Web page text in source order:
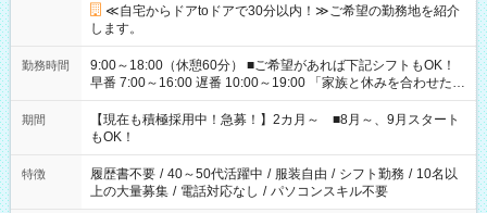
≪自宅からドアtoドアで30分以内！≫ご希望の勤務地を紹介
します。
勤務時間
9:00～18:00（休憩60分） ■ご希望があれば下記シフトもOK！
早番 7:00～16:00 遅番 10:00～19:00 「家族と休みを合わせた
い」 「余裕を持って夕飯の準備がしたい」 「できれば残業はし
たくない」 など、ご希望を教えてくださいね。 ※Wワーク希望
の方へ 今ご覧のお仕事で希望する勤務時間と、もう1つのお仕事
の勤務時間。 合計で週40時間を超える場合は応募できません。
期間
【現在も積極採用中！急募！】2カ月～ ■8月～、9月スタート
もOK！
特徴 履歴書不要 / 40～50代活躍中 / 服装自由 / シフト勤務 / 10名以
上の大量募集 / 電話対応なし / パソコンスキル不要